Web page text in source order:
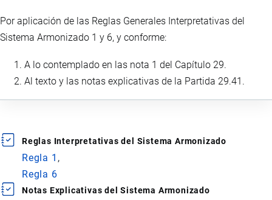
Por aplicación de las Reglas Generales Interpretativas del
Sistema Armonizado 1 y 6, y conforme:
A lo contemplado en las nota 1 del Capítulo 29.
Al texto y las notas explicativas de la Partida 29.41.
Reglas Interpretativas del Sistema Armonizado
Regla 1
Regla 6
Notas Explicativas del Sistema Armonizado